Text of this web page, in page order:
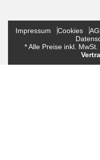
Impressum Cookies
* Alle Preise inkl.